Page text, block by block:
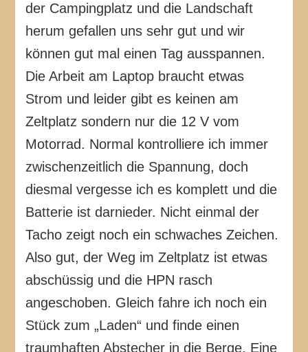
der Campingplatz und die Landschaft
herum gefallen uns sehr gut und wir
können gut mal einen Tag ausspannen.
Die Arbeit am Laptop braucht etwas
Strom und leider gibt es keinen am
Zeltplatz sondern nur die 12 V vom
Motorrad. Normal kontrolliere ich immer
zwischenzeitlich die Spannung, doch
diesmal vergesse ich es komplett und die
Batterie ist darnieder. Nicht einmal der
Tacho zeigt noch ein schwaches Zeichen.
Also gut, der Weg im Zeltplatz ist etwas
abschüssig und die HPN rasch
angeschoben. Gleich fahre ich noch ein
Stück zum „Laden“ und finde einen
traumhaften Abstecher in die Berge. Eine